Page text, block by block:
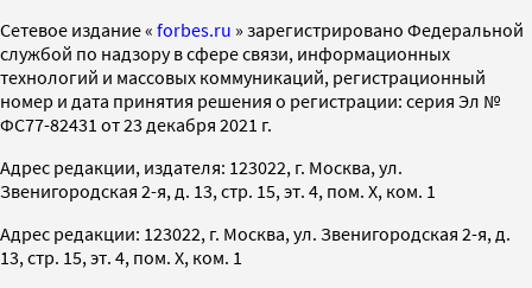
Cетевое издание « forbes.ru » зарегистрировано Федеральной
службой по надзору в сфере связи, информационных
технологий и массовых коммуникаций, регистрационный
номер и дата принятия решения о регистрации: серия Эл №
ФС77-82431 от 23 декабря 2021 г.
Адрес редакции, издателя: 123022, г. Москва, ул.
Звенигородская 2-я, д. 13, стр. 15, эт. 4, пом. X, ком. 1
Адрес редакции: 123022, г. Москва, ул. Звенигородская 2-я, д.
13, стр. 15, эт. 4, пом. X, ком. 1